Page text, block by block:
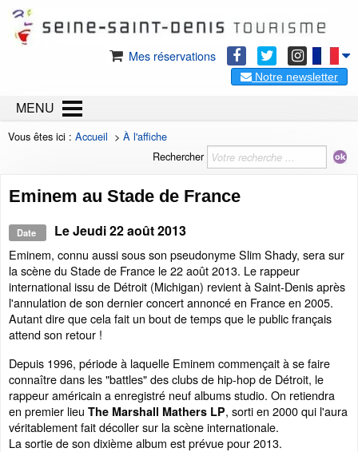
Mes réservations
Notre newsletter
MENU
Vous êtes ici : Accueil > À l'affiche
Rechercher
Eminem au Stade de France
Date LeJeudi 22 août 2013
Eminem, connu aussi sous son pseudonyme Slim Shady, sera sur
la scène du Stade de France le 22 août 2013. Le rappeur
international issu de Détroit (Michigan) revient à Saint-Denis après
l'annulation de son dernier concert annoncé en France en 2005.
Autant dire que cela fait un bout de temps que le public français
attend son retour !
Depuis 1996, période à laquelle Eminem commençait à se faire
connaître dans les "battles" des clubs de hip-hop de Détroit, le
rappeur américain a enregistré neuf albums studio. On retiendra
en premier lieu The Marshall Mathers LP, sorti en 2000 qui l'aura
véritablement fait décoller sur la scène internationale.
La sortie de son dixième album est prévue pour 2013.